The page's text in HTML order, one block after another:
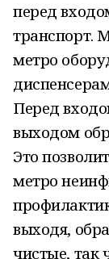
перед
транспорт.
метро
Перед
выходом
Это
метро
выходя,
чистые,